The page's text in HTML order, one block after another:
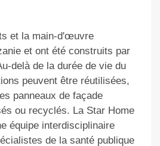
et la main-d'œuvre
et ont été construits par
delà de la durée de vie du
peuvent être réutilisées,
panneaux de façade
ou recyclés. La Star Home
équipe interdisciplinaire
de la santé publique